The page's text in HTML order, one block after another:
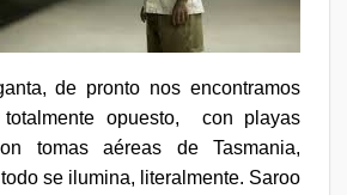
de pronto nos encontramos
opuesto,
con playas
tomas aéreas de Tasmania,
se ilumina, literalmente. Saroo